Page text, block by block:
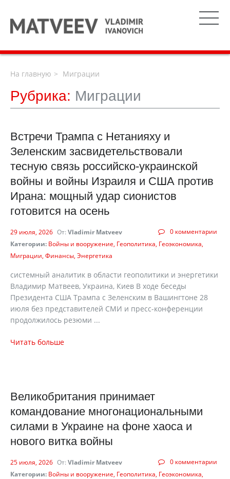
На главную Миграции
Рубрика: Миграции
Встречи Трампа с Нетанияху и
Зеленским засвидетельствовали
тесную связь российско-украинской
войны и войны Израиля и США против
Ирана: мощный удар сионистов
готовится на осень
0 комментарии
29 июля, 2026 От: Vladimir Matveev
Категории: Войны и вооружение Геополитика Геоэкономика
Миграции Финансы Энергетика
cистемный аналитик в области геополитики и энергетики
Владимир Матвеев, Украина, Киев В ходе беседы
Президента США Трампа с Зеленским в Вашингтоне 28
июля без представителей СМИ и пресс-конференции
продолжилось резюми ...
Читать больше
Великобритания принимает
командование многонациональными
силами в Украине на фоне хаоса и
нового витка войны
0 комментарии
25 июля, 2026 От: Vladimir Matveev
Категории: Войны и вооружение Геополитика Геоэкономика